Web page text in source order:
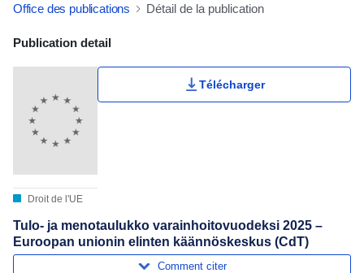
Office des publications Détail de la publication
Publication Detail Actions Portlet
Publication detail
Droit de l'UE
Télécharger
Tulo- ja menotaulukko varainhoitovuodeksi 2025 –
Euroopan unionin elinten käännöskeskus (CdT)
Comment citer